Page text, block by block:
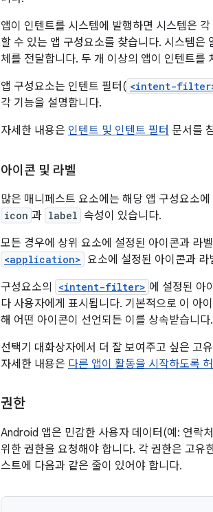
앱이 인텐트를 시스템에 발행하면 시스템은
할 수 있는 앱 구성요소를 찾습니다. 시스템은
체를 전달합니다. 두 개 이상의 앱이 인텐트를
앱 구성요소는 인텐트 필터( <intent-
각 기능을 설명합니다.
자세한 내용은 인텐트 및 인텐트 필터 문서를
아이콘 및 라벨
많은 매니페스트 요소에는 해당 앱 구성요소
icon 과 label 속성이 있습니다.
모든 경우에 상위 요소에 설정된 아이콘과 라
<application> 요소에 설정된 아이콘과
구성요소의
<intent-filter> 에 설정된 아
다 사용자에게 표시됩니다. 기본적으로 이 아
해 어떤 아이콘이 선언되든 이를 상속받습니다.
선택기 대화상자에서 더 잘 보여주고 싶은 고
자세한 내용은 다른 앱이 활동을 시작하도록
권한
Android 앱은 민감한 사용자 데이터(예: 연락
위한 권한을 요청해야 합니다. 각 권한은 고유
스트에 다음과 같은 줄이 있어야 합니다.